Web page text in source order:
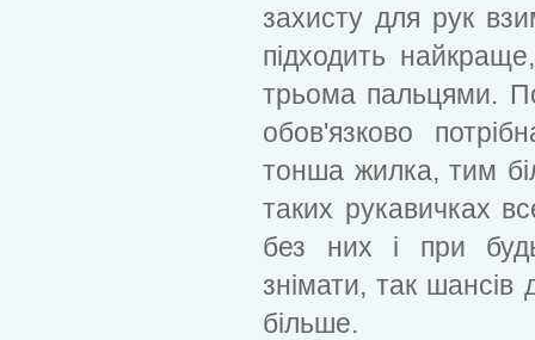
захисту для рук
підходить
трьома пальцями.
обов'язково
тонша жилка, тим
таких рукавичках
без них і при
знімати, так шансів
більше.